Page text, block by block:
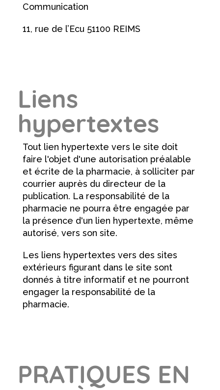
Communication
11, rue de l’Ecu 51100 REIMS
Liens
hypertextes
Tout lien hypertexte vers le site doit
faire l'objet d'une autorisation préalable
et écrite de la pharmacie, à solliciter par
courrier auprès du directeur de la
publication. La responsabilité de la
pharmacie ne pourra être engagée par
la présence d'un lien hypertexte, même
autorisé, vers son site.
Les liens hypertextes vers des sites
extérieurs figurant dans le site sont
donnés à titre informatif et ne pourront
engager la responsabilité de la
pharmacie.
PRATIQUES EN